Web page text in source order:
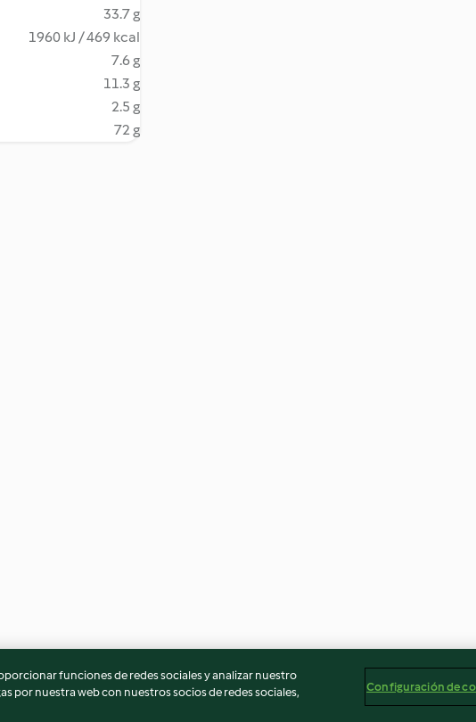
33.7 g
1960 kJ / 469 kcal
7.6 g
11.3 g
2.5 g
72 g
funciones de redes sociales y analizar nuestro
por nuestra web con nuestros socios de redes sociales,
Configuración de